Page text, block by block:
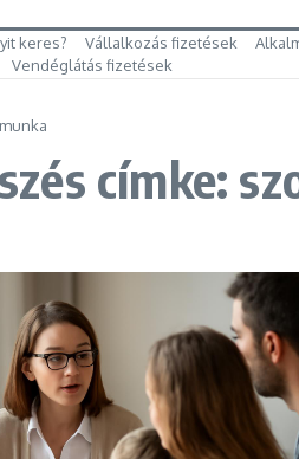
keres? Vállalkozás fizetések
Vendéglátás fizetések
címke: